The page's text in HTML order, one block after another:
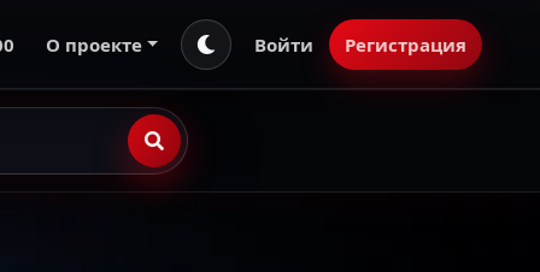
О проекте Войти Регистрация